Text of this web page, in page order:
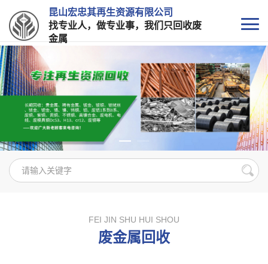
昆山宏忠其再生资源有限公司
找专业人，做专业事，我们只回收废
金属
FEI JIN SHU HUI SHOU
废金属回收